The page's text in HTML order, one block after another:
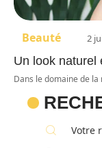
Beauté 2
Un look naturel
Dans le domaine de